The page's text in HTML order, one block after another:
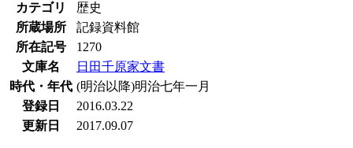
カテゴリ
歴史
所蔵場所
記録資料館
所在記号
1270
文庫名
日田千原家文書
時代・年代 (明治以降)明治七年一月
登録日
2016.03.22
更新日
2017.09.07